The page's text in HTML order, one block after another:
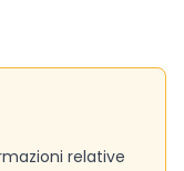
relative